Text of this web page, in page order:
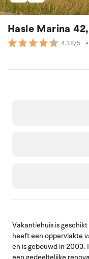
Hasle Marina
4.38/5 •
Vakantiehuis is
heeft een oppervlakte
en is gebouwd in 2003.
een gedeeltelijke